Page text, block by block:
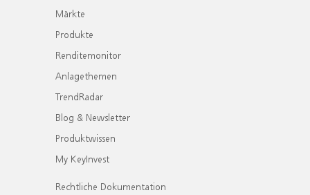
Märkte
Produkte
Renditemonitor
Anlagethemen
TrendRadar
Blog & Newsletter
Produktwissen
My KeyInvest
Rechtliche Dokumentation